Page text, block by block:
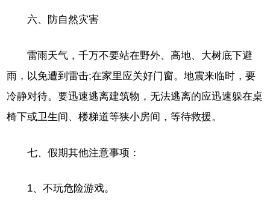
六、防自然灾害
雷雨天气，千万不要站在野外、高地、大树底下避
雨，以免遭到雷击;在家里应关好门窗。地震来临时，要
冷静对待。要迅速逃离建筑物，无法逃离的应迅速躲在桌
椅下或卫生间、楼梯道等狭小房间，等待救援。
七、假期其他注意事项：
1、不玩危险游戏。